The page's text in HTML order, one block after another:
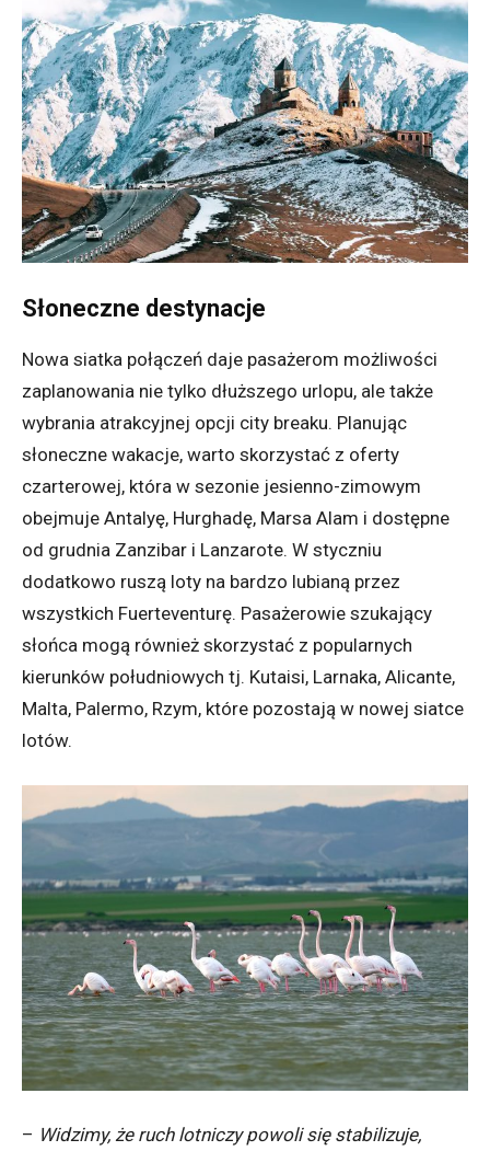
Słoneczne destynacje
Nowa siatka połączeń daje pasażerom możliwości
zaplanowania nie tylko dłuższego urlopu, ale także
wybrania atrakcyjnej opcji city breaku. Planując
słoneczne wakacje, warto skorzystać z oferty
czarterowej, która w sezonie jesienno-zimowym
obejmuje Antalyę, Hurghadę, Marsa Alam i dostępne
od grudnia Zanzibar i Lanzarote. W styczniu
dodatkowo ruszą loty na bardzo lubianą przez
wszystkich Fuerteventurę. Pasażerowie szukający
słońca mogą również skorzystać z popularnych
kierunków południowych tj. Kutaisi, Larnaka, Alicante,
Malta, Palermo, Rzym, które pozostają w nowej siatce
lotów.
– Widzimy, że ruch lotniczy powoli się stabilizuje,